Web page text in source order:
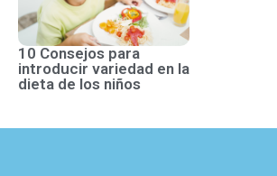
10 Consejos para
introducir variedad en la
dieta de los niños